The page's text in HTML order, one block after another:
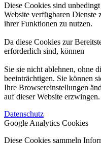
Diese Cookies sind
Website verfügbaren Dienste
ihrer Funktionen zu nutzen.
Da diese Cookies zur
erforderlich sind, können
Sie sie nicht ablehnen, ohne
beeinträchtigen. Sie können
Ihre Browsereinstellungen
auf dieser Website erzwingen.
Datenschutz
Google Analytics Cookies
Diese Cookies sammeln